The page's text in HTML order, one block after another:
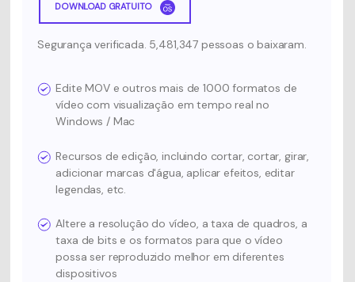
DOWNLOAD GRATUITO
Segurança verificada. 5,481,347 pessoas o baixaram.
Edite MOV e outros mais de 1000 formatos de
vídeo com visualização em tempo real no
Windows / Mac
Recursos de edição, incluindo cortar, cortar, girar,
adicionar marcas d'água, aplicar efeitos, editar
legendas, etc.
Altere a resolução do vídeo, a taxa de quadros, a
taxa de bits e os formatos para que o vídeo
possa ser reproduzido melhor em diferentes
dispositivos